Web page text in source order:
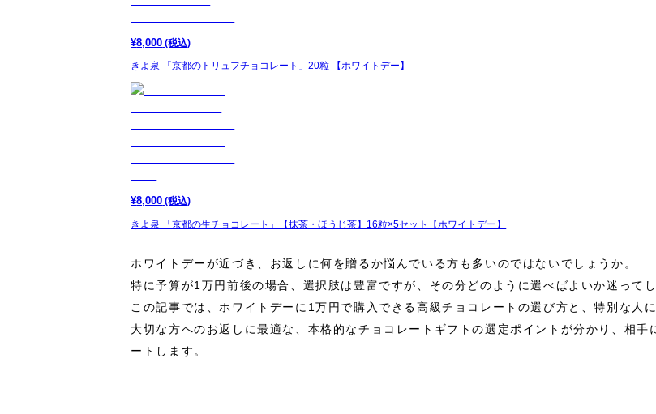
¥8,000 (税込)
きよ泉 「京都のトリュフチョコレート」20粒 【ホワイトデー】
¥8,000 (税込)
きよ泉 「京都の生チョコレート」【抹茶・ほうじ茶】16粒×5セット【ホワイトデー】
ホワイトデーが近づき、お返しに何を贈るか悩んでいる方も多いのではないでしょうか。
特に予算が1万円前後の場合、選択肢は豊富ですが、その分どのように選べばよいか迷ってし
この記事では、ホワイトデーに1万円で購入できる高級チョコレートの選び方と、特別な人
大切な方へのお返しに最適な、本格的なチョコレートギフトの選定ポイントが分かり、相
ートします。